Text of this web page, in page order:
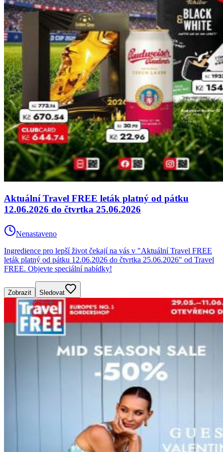
Aktuální Travel FREE leták platný od pátku
12.06.2026 do čtvrtka 25.06.2026
Nenastaveno
Ingredience pro lepší život čekají na vás v "Aktuální Travel FREE
leták platný od pátku 12.06.2026 do čtvrtka 25.06.2026" od Travel
FREE. Objevte speciální nabídky!
Zobrazit Sledovat